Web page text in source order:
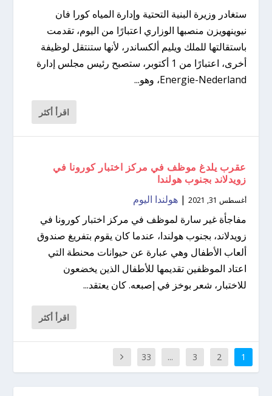
ستغادر وزيرة البنية التحتية وإدارة المياه كورا فان
نيوينهويزن منصبها الوزاري اعتبارًا من اليوم، تقدمت
باستقالتها للملك ويليم ألكساندر، لأنها ستنتقل لوظيفة
أخرى، اعتبارًا من 1 أكتوبر، ستصبح رئيس مجلس إدارة
Energie-Nederland، وهو...
اقرأ أكثر
عقرب يلدغ موظف في مركز اختبار كورونا في
زويدلاند بجنوب هولندا
أغسطس 31, 2021 |هولندا اليوم
مفاجأة غير سارة لموظف في مركز اختبار كورونا في
زويدلاند، بجنوب هولندا، عندما كان يقوم بتفريغ صندوق
ألعاب الأطفال وهي عبارة عن حيوانات محنطة التي
اعتاد الموظفين تقديمها للأطفال الذين يخضعون
للاختبار، شعر بوخز في إصبعه. كان يعتقد...
اقرأ أكثر
1
2
3
...
33